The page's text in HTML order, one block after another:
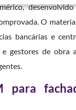
O
bancárias e
gestores de obra
para